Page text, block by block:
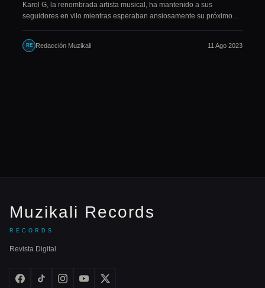
Karol G, la renombrada artista musical, ha mantenido a sus
seguidores en vilo mientras esperaban ansiosamente su próximo…
RE Redacción Muzikali 11 Ago 2023
Muzikali Records
RECORDS
Revista Digital